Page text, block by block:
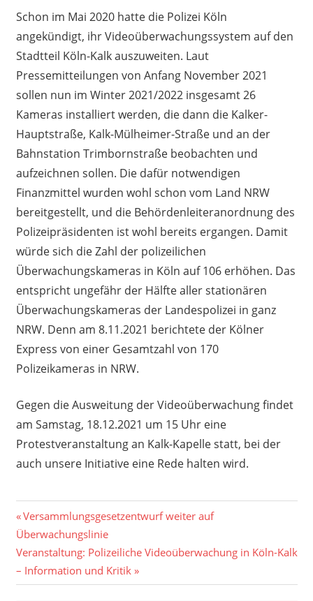
Schon im Mai 2020 hatte die Polizei Köln
angekündigt, ihr Videoüberwachungssystem auf den
Stadtteil Köln-Kalk auszuweiten. Laut
Pressemitteilungen von Anfang November 2021
sollen nun im Winter 2021/2022 insgesamt 26
Kameras installiert werden, die dann die Kalker-
Hauptstraße, Kalk-Mülheimer-Straße und an der
Bahnstation Trimbornstraße beobachten und
aufzeichnen sollen. Die dafür notwendigen
Finanzmittel wurden wohl schon vom Land NRW
bereitgestellt, und die Behördenleiteranordnung des
Polizeipräsidenten ist wohl bereits ergangen. Damit
würde sich die Zahl der polizeilichen
Überwachungskameras in Köln auf 106 erhöhen. Das
entspricht ungefähr der Hälfte aller stationären
Überwachungskameras der Landespolizei in ganz
NRW. Denn am 8.11.2021 berichtete der Kölner
Express von einer Gesamtzahl von 170
Polizeikameras in NRW.
Gegen die Ausweitung der Videoüberwachung findet
am Samstag, 18.12.2021 um 15 Uhr eine
Protestveranstaltung an Kalk-Kapelle statt, bei der
auch unsere Initiative eine Rede halten wird.
Beitragsnavigation
Vorheriger
Beitrag:
Versammlungsgesetzentwurf weiter auf
Überwachungslinie
Nächster
Beitrag:
Veranstaltung: Polizeiliche Videoüberwachung in Köln-Kalk
– Information und Kritik